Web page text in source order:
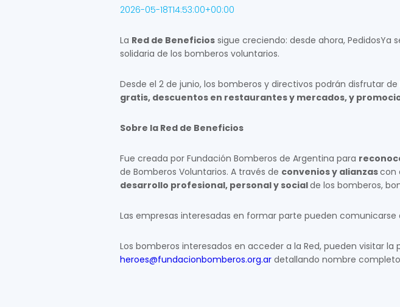
2026-05-18T14:53:00+00:00
La Red de Beneficios sigue creciendo: desde ahora,
solidaria de los bomberos voluntarios.
Desde el 2 de junio, los bomberos y directivos podrán disfrutar de
gratis, descuentos en restaurantes y mercados, y
Sobre la Red de Beneficios
Fue creada por Fundación Bomberos de Argentina para
de Bomberos Voluntarios. A través de convenios y alianzascon
desarrollo profesional, personal y socialde los bomberos,
Las empresas interesadas en formar parte pueden comunicarse
Los bomberos interesados en acceder a la Red, pueden visitar
heroes@fundacionbomberos.org.ar detallando nombre